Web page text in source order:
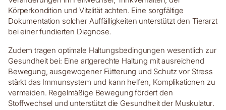
Körperkondition und Vitalität achten. Eine sorgfältige
Dokumentation solcher Auffälligkeiten unterstützt den Tierarzt
bei einer fundierten Diagnose.
Zudem tragen optimale Haltungsbedingungen wesentlich zur
Gesundheit bei: Eine artgerechte Haltung mit ausreichend
Bewegung, ausgewogener Fütterung und Schutz vor Stress
stärkt das Immunsystem und kann helfen, Komplikationen zu
vermeiden. Regelmäßige Bewegung fördert den
Stoffwechsel und unterstützt die Gesundheit der Muskulatur.